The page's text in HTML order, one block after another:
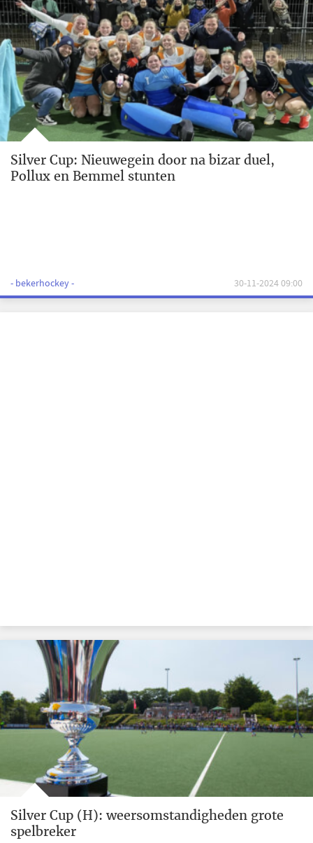
Silver Cup: Nieuwegein door na bizar duel,
Pollux en Bemmel stunten
- bekerhockey - 30-11-2024 09:00
Silver Cup (H): weersomstandigheden grote
spelbreker